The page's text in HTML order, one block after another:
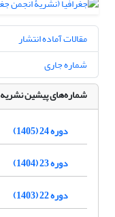
مقالات آماده انتشار
شماره جاری
شماره‌های پیشین نشریه
دوره 24 (1405)
دوره 23 (1404)
دوره 22 (1403)